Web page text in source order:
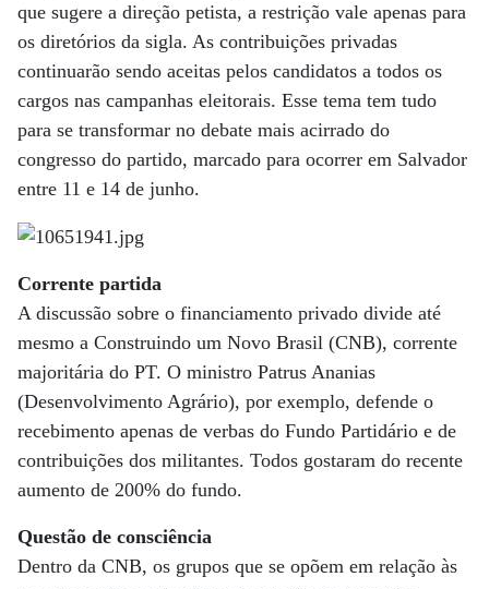
que sugere a direção petista, a restrição vale apenas para
os diretórios da sigla. As contribuições privadas
continuarão sendo aceitas pelos candidatos a todos os
cargos nas campanhas eleitorais. Esse tema tem tudo
para se transformar no debate mais acirrado do
congresso do partido, marcado para ocorrer em Salvador
entre 11 e 14 de junho.
Corrente partida
A discussão sobre o financiamento privado divide até
mesmo a Construindo um Novo Brasil (CNB), corrente
majoritária do PT. O ministro Patrus Ananias
(Desenvolvimento Agrário), por exemplo, defende o
recebimento apenas de verbas do Fundo Partidário e de
contribuições dos militantes. Todos gostaram do recente
aumento de 200% do fundo.
Questão de consciência
Dentro da CNB, os grupos que se opõem em relação às